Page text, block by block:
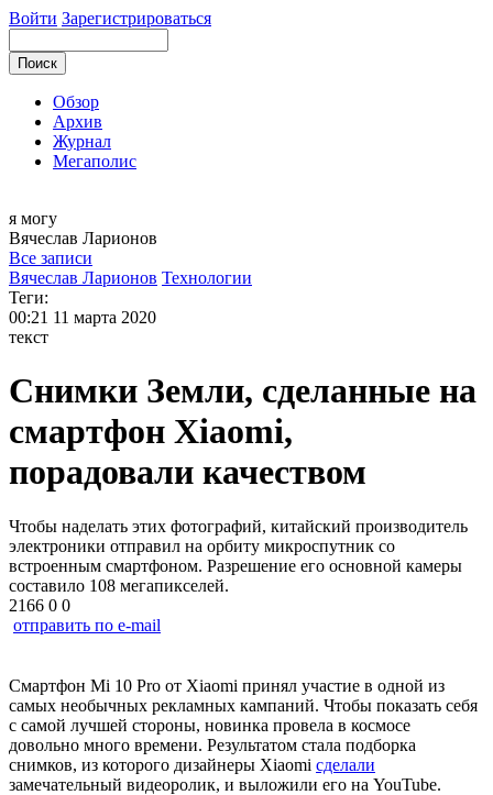
Войти Зарегистрироваться
Обзор
Архив
Журнал
Мегаполис
я могу
Вячеслав Ларионов
Все записи
Вячеслав Ларионов Технологии
Теги:
00:21 11 марта 2020
текст
Снимки Земли, сделанные на
смартфон Xiaomi,
порадовали качеством
Чтобы наделать этих фотографий, китайский производитель
электроники отправил на орбиту микроспутник со
встроенным смартфоном. Разрешение его основной камеры
составило 108 мегапикселей.
2166 0 0
отправить по e-mail
Смартфон Mi 10 Pro от Xiaomi принял участие в одной из
самых необычных рекламных кампаний. Чтобы показать себя
с самой лучшей стороны, новинка провела в космосе
довольно много времени. Результатом стала подборка
снимков, из которого дизайнеры Xiaomi сделали
замечательный видеоролик, и выложили его на YouTube.